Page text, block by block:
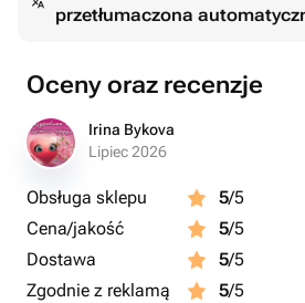
przetłumaczona
Oceny oraz recenzje
Irina Bykova
Lipiec 2026
Obsługa sklepu 5/5
Cena/jakość
5/5
Dostawa
5/5
Zgodnie z reklamą
5/5